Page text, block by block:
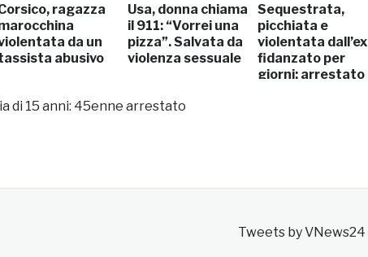
ragazza
da un
abusivo
Usa, donna chiama
il 911: “Vorrei una
pizza”. Salvata da
violenza sessuale
Sequestrata,
picchiata e
violentata dall’ex
fidanzato per
giorni: arrestato
di 15 anni: 45enne arrestato
Tweets by VNews24